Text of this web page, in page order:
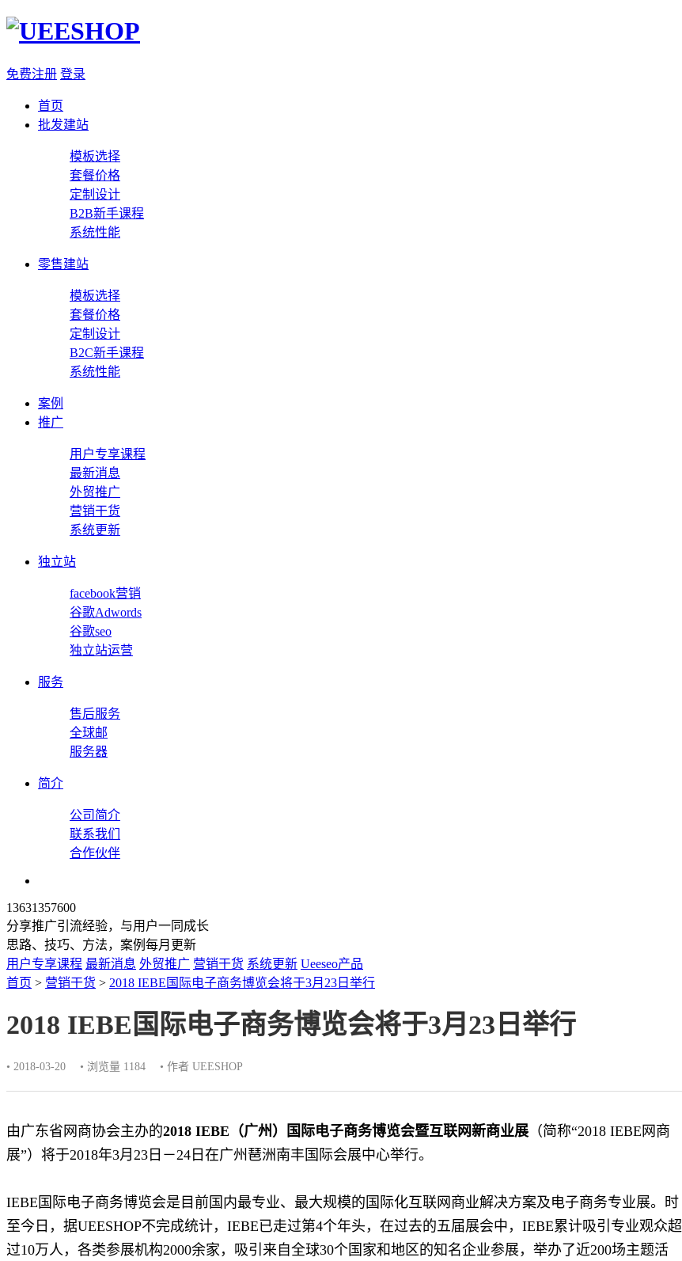
免费注册 登录
首页
批发建站
模板选择
套餐价格
定制设计
B2B新手课程
系统性能
零售建站
模板选择
套餐价格
定制设计
B2C新手课程
系统性能
案例
推广
用户专享课程
最新消息
外贸推广
营销干货
系统更新
独立站
facebook营销
谷歌Adwords
谷歌seo
独立站运营
服务
售后服务
全球邮
服务器
简介
公司简介
联系我们
合作伙伴
13631357600
分享推广引流经验，与用户一同成长
思路、技巧、方法，案例每月更新
用户专享课程 最新消息 外贸推广 营销干货 系统更新 Ueeseo产品
首页 > 营销干货 > 2018 IEBE国际电子商务博览会将于3月23日举行
2018 IEBE国际电子商务博览会将于3月23日举行
• 2018-03-20 • 浏览量 1184 • 作者 UEESHOP
由广东省网商协会主办的2018 IEBE（广州）国际电子商务博览会暨互联网新商业展 （简称“2018 IEBE网商
展”）将于2018年3月23日－24日在广州琶洲南丰国际会展中心举行。
IEBE国际电子商务博览会是目前国内最专业、最大规模的国际化互联网商业解决方案及电子商务专业展。时
至今日，据UEESHOP不完成统计，IEBE已走过第4个年头，在过去的五届展会中，IEBE累计吸引专业观众超
过10万人，各类参展机构2000余家，吸引来自全球30个国家和地区的知名企业参展，举办了近200场主题活